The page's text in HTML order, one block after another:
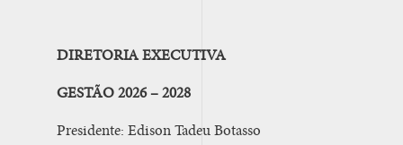
DIRETORIA EXECUTIVA
GESTÃO 2026 – 2028
Presidente: Edison Tadeu Botasso